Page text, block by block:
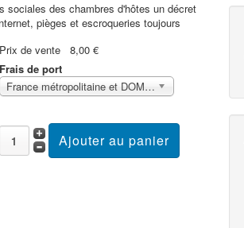
sociales des chambres d'hôtes un décret
pièges et escroqueries toujours
Prix ​​de vente
8,00 €
Frais de port
France métropolitaine et DOM Sans surcoût